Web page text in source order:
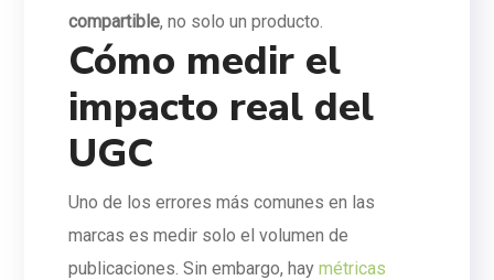
compartible, no solo un producto.
Cómo medir el
impacto real del
UGC
Uno de los errores más comunes en las
marcas es medir solo el volumen de
publicaciones. Sin embargo, haymétricas